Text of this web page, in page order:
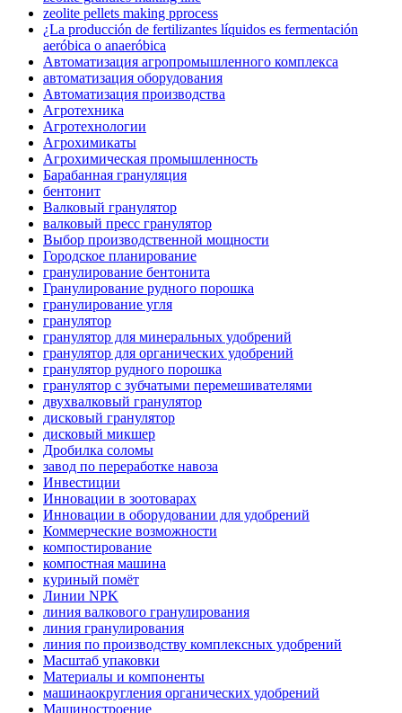
zeolite pellets making pprocess
¿La producción de fertilizantes líquidos es fermentación
aeróbica o anaeróbica
Автоматизация агропромышленного комплекса
автоматизация оборудования
Автоматизация производства
Агротехника
Агротехнологии
Агрохимикаты
Агрохимическая промышленность
Барабанная грануляция
бентонит
Валковый гранулятор
валковый пресс гранулятор
Выбор производственной мощности
Городское планирование
гранулирование бентонита
Гранулирование рудного порошка
гранулирование угля
гранулятор
гранулятор для минеральных удобрений
гранулятор для органических удобрений
гранулятор рудного порошка
гранулятор с зубчатыми перемешивателями
двухвалковый гранулятор
дисковый гранулятор
дисковый микшер
Дробилка соломы
завод по переработке навоза
Инвестиции
Инновации в зоотоварах
Инновации в оборудовании для удобрений
Коммерческие возможности
компостирование
компостная машина
куриный помёт
Линии NPK
линия валкового гранулирования
линия гранулирования
линия по производству комплексных удобрений
Масштаб упаковки
Материалы и компоненты
машинаокругления органических удобрений
Машиностроение